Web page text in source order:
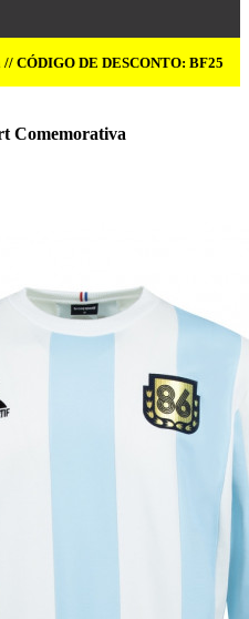
// CÓDIGO DE DESCONTO: BF25
Comemorativa